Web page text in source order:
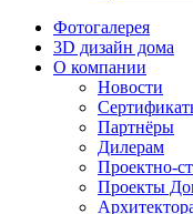
Фотогалерея
3D дизайн дома
О компании
Новости
Партнёры
Дилерам
Проектно-
Проекты